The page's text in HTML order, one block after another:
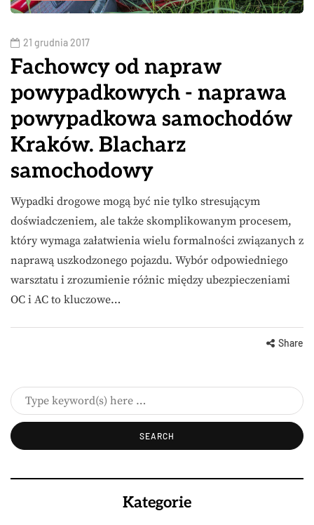
21 grudnia 2017
Fachowcy od napraw
powypadkowych - naprawa
powypadkowa samochodów
Kraków. Blacharz
samochodowy
Wypadki drogowe mogą być nie tylko stresującym
doświadczeniem, ale także skomplikowanym procesem,
który wymaga załatwienia wielu formalności związanych z
naprawą uszkodzonego pojazdu. Wybór odpowiedniego
warsztatu i zrozumienie różnic między ubezpieczeniami
OC i AC to kluczowe…
Share
Kategorie